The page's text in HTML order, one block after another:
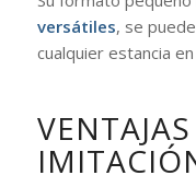
versátiles, se
cualquier estancia